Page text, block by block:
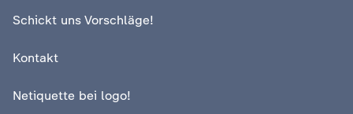
c
h
Schickt uns Vorschläge!
Kontakt
Netiquette bei logo!